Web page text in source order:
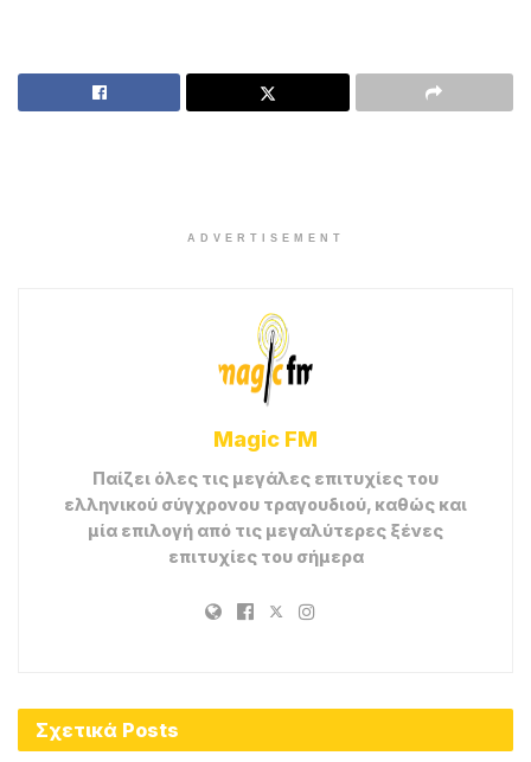
Δεν είναι σπίτι σου το σπίτι και η καρδιά μου
Όποτε θες να περνάς και εδώ να μένεις
Όποτε θέλεις να περνάς να ανάβεις φώτα
Πηγή:radiomelodia.gr